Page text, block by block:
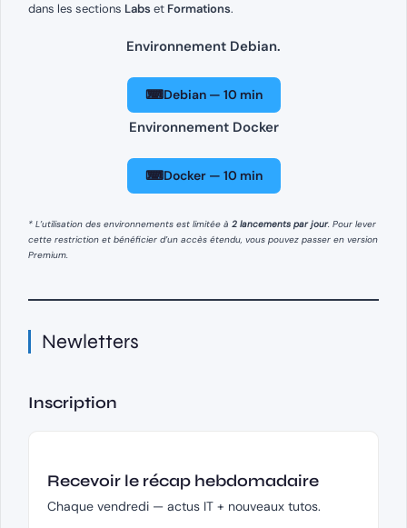
dans les sections Labs et Formations.
Environnement Debian.
⌨Debian — 10 min
Environnement Docker
⌨Docker — 10 min
* L’utilisation des environnements est limitée à 2 lancements par jour. Pour lever
cette restriction et bénéficier d’un accès étendu, vous pouvez passer en version
Premium.
Newletters
Inscription
Recevoir le récap hebdomadaire
Chaque vendredi — actus IT + nouveaux tutos.